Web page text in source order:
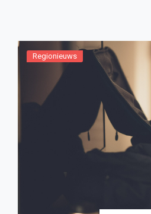
Regionieuws